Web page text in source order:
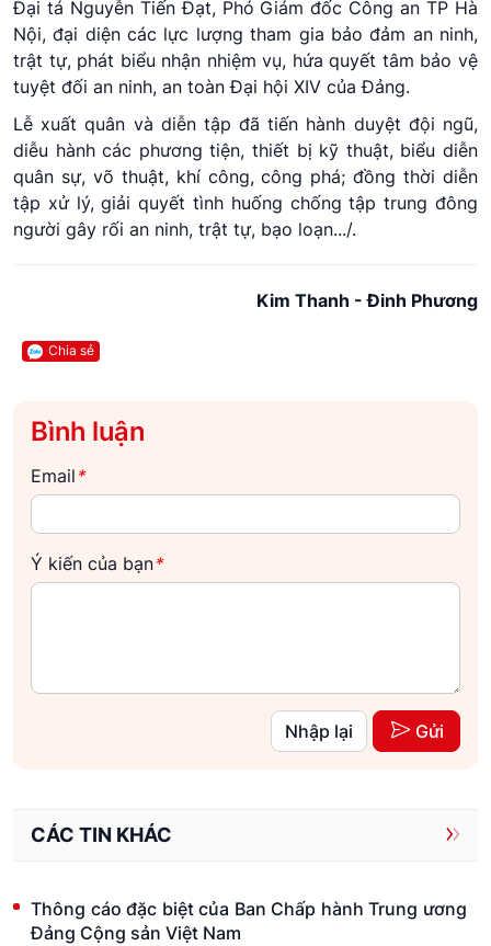
Đại tá Nguyễn Tiến Đạt, Phó Giám đốc Công an TP Hà
Nội, đại diện các lực lượng tham gia bảo đảm an ninh,
trật tự, phát biểu nhận nhiệm vụ, hứa quyết tâm bảo vệ
tuyệt đối an ninh, an toàn Đại hội XIV của Đảng.
Lễ xuất quân và diễn tập đã tiến hành duyệt đội ngũ,
diễu hành các phương tiện, thiết bị kỹ thuật, biểu diễn
quân sự, võ thuật, khí công, công phá; đồng thời diễn
tập xử lý, giải quyết tình huống chống tập trung đông
người gây rối an ninh, trật tự, bạo loạn.../.
Kim Thanh - Đinh Phương
Chia sẻ
Bình luận
Email *
Ý kiến của bạn*
Nhập lại Gửi
CÁC TIN KHÁC
Thông cáo đặc biệt của Ban Chấp hành Trung ương
Đảng Cộng sản Việt Nam